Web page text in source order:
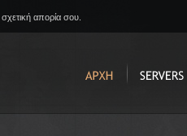
απορία σου.